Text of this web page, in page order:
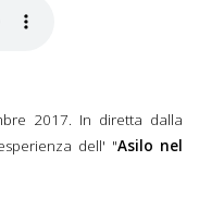
2017. In diretta dalla
dell' "Asilo nel